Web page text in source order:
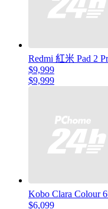
Redmi 紅米 Pad 2
$9,999
$9,999
Kobo Clara Colour
$6,099